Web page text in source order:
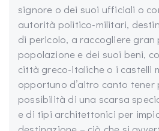
signore o dei suoi ufficiali o
autorità politico-militari,
di pericolo, a raccogliere gran
popolazione e dei suoi beni,
città greco-italiche o i castelli
opportuno d’altro canto tener
possibilità di una scarsa
e di tipi architettonici per